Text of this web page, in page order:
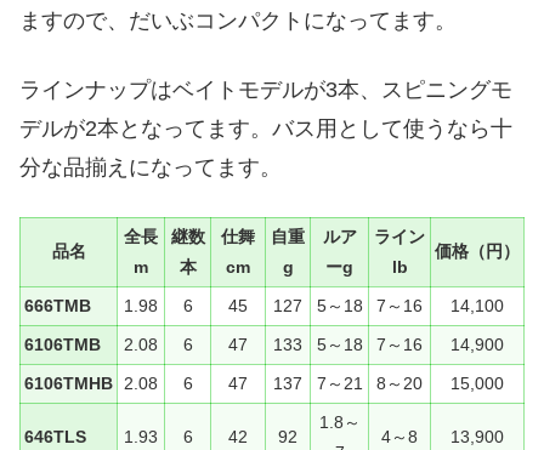
ますので、だいぶコンパクトになってます。
ラインナップはベイトモデルが3本、スピニングモ
デルが2本となってます。バス用として使うなら十
分な品揃えになってます。
品名
全長
m
継数
本
仕舞
cm
自重
g
ルア
ーg
ライン
lb
価格（円）
666TMB 1.98 6 45 127 5～18 7～16
14,100
6106TMB
2.08 6 47 133 5～18 7～16
14,900
6106TMHB
2.08 6 47 137 7～21 8～20 15,000
646TLS 1.93 6 42 92
1.8～
4～8 13,900